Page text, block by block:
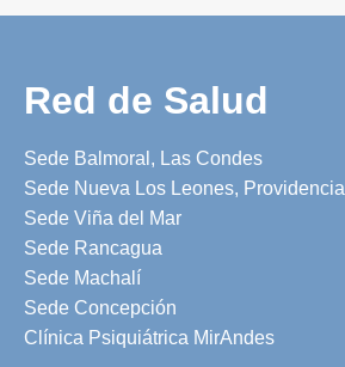
Red de Salud
Sede Balmoral, Las Condes
Sede Nueva Los Leones, Providencia
Sede Viña del Mar
Sede Rancagua
Sede Machalí
Sede Concepción
Clínica Psiquiátrica MirAndes